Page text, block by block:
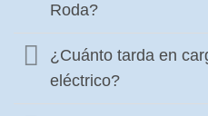
Roda?
¿Cuánto tarda en
eléctrico?